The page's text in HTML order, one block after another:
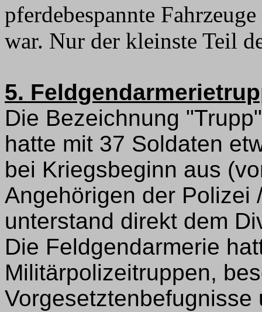
pferdebespannte
war. Nur der kleinste Teil
5.
Die Bezeichnung
hatte mit 37 Soldaten
bei Kriegsbeginn aus
Angehörigen der Polizei
unterstand direkt dem
Die Feldgendarmerie
Militärpolizeitruppen,